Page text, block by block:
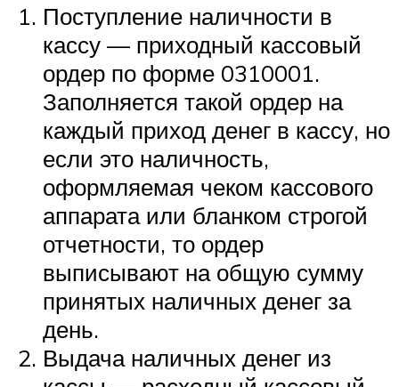
Поступление наличности в
кассу — приходный кассовый
ордер по форме 0310001.
Заполняется такой ордер на
каждый приход денег в кассу, но
если это наличность,
оформляемая чеком кассового
аппарата или бланком строгой
отчетности, то ордер
выписывают на общую сумму
принятых наличных денег за
день.
Выдача наличных денег из